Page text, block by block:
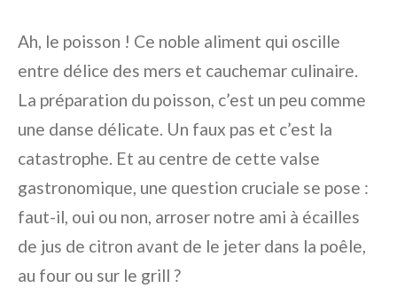
Ah, le poisson ! Ce noble aliment qui oscille
entre délice des mers et cauchemar culinaire.
La préparation du poisson, c’est un peu comme
une danse délicate. Un faux pas et c’est la
catastrophe. Et au centre de cette valse
gastronomique, une question cruciale se pose :
faut-il, oui ou non, arroser notre ami à écailles
de jus de citron avant de le jeter dans la poêle,
au four ou sur le grill ?